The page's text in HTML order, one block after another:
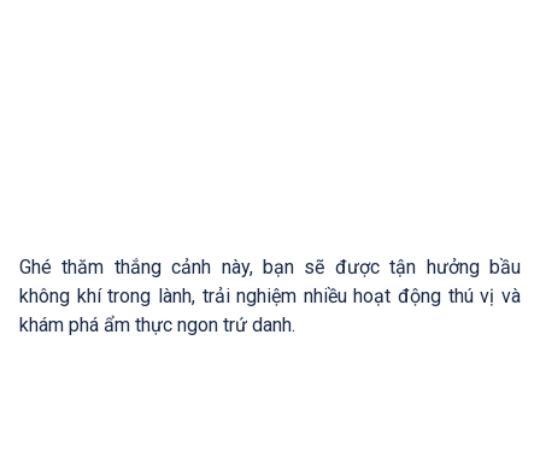
Ghé thăm thắng cảnh này, bạn sẽ được tận hưởng bầu
không khí trong lành, trải nghiệm nhiều hoạt động thú vị và
khám phá ẩm thực ngon trứ danh.